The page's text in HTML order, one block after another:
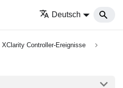
Deutsch
XClarity Controller-Ereignisse